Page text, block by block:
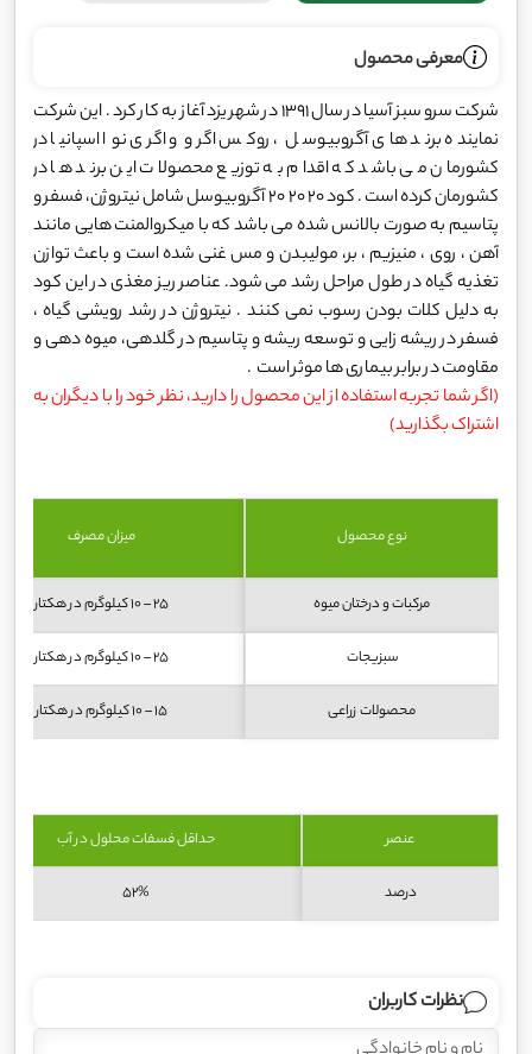
معرفی محصول
شرکت سرو سبز آسیا در سال 1391 در شهر یزد آغاز به کار کرد . این شرکت
نماینده برند های آگروبیوسل ، روکس اگرو و اگری نوا اسپانیا در
کشورمان می باشد که اقدام به توزیع محصولات این برند ها در
کشورمان کرده است . کود 20 20 20 آگروبیوسل شامل نیتروژن، فسفر و
پتاسیم به صورت بالانس شده می باشد که با میکروالمنت هایى مانند
آهن ، روى ، منیزیم ، بر، مولیبدن و مس غنى شده است و باعث توازن
تغذیه گیاه در طول مراحل رشد مى شود. عناصر ریز مغذى در این کود
به دلیل کلات بودن رسوب نمى کنند . نیتروژن در رشد رویشى گیاه ،
فسفر در ریشه زایى و توسعه ریشه و پتاسیم در گلدهى، میوه دهى و
مقاومت در برابر بیماری ها موثر است .
(اگر شما تجربه استفاده از این محصول را دارید، نظر خود را با دیگران به
اشتراک بگذارید)
نوع محصول میزان مصرف
مرکبات و درختان میوه 25 – 10 کیلوگرم در هکتار
سبزیجات 25 – 10 کیلوگرم در هکتار
محصولات زراعی 15 – 10 کیلوگرم در هکتار
عنصر حداقل فسفات محلول در آب
درصد 52%
نظرات کاربران